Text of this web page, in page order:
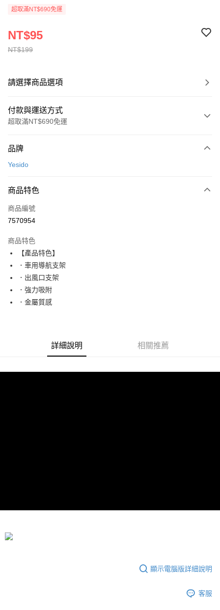
超取滿NT$690免運
NT$199
NT$95
請選擇商品選項
付款與運送方式
超取滿NT$690免運
信用卡一次付款
LINE Pay
Apple Pay
悠遊付
ATM付款
運送方式
全家取貨付款
每筆NT$65，滿NT$690(含以上)免運費
品牌
Yesido
商品特色
商品編號
7570954
商品特色
【產品特色】
．車用導航支架
．出風口支架
．強力吸附
．金屬質感
詳細說明 相關推薦
顯示電腦版詳細說明
客服